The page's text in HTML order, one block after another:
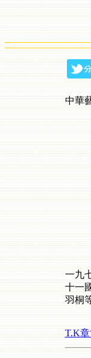
中華
一九
十一
羽桐
T.K章